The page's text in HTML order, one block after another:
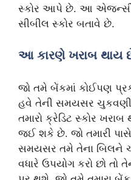
સ્કોર આપે છે. આ એજન્સી
સીબીલ સ્કોર બતાવે છે.
આ કારણે ખરાબ થાય
જો તમે બેંકમાં કોઈપણ
હવે તેની સમયસર ચુકવણી
તમારો ક્રેડિટ સ્કોર
જઈ શકે છે. જો તમારી
સમયસર તમે તેના બિલને
વધારે ઉપયોગ કરો છો તો